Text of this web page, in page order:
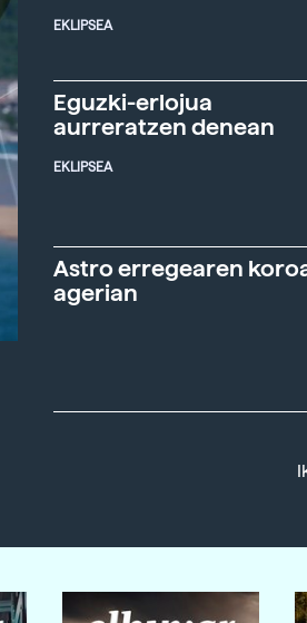
EKLIPSEA
Eguzki-erlojua
aurreratzen denean
EKLIPSEA
Astro erregearen
agerian